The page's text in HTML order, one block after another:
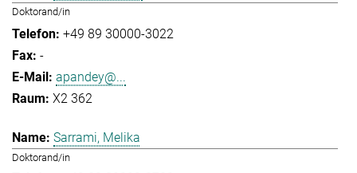
Doktorand/in
+49 89 30000-3022
-
apandey@...
X2 362
Sarrami, Melika
Doktorand/in